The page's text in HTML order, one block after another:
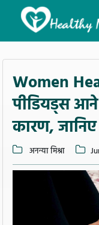
Women
पीडियड्स
कारण,
अनन्या मिश्रा